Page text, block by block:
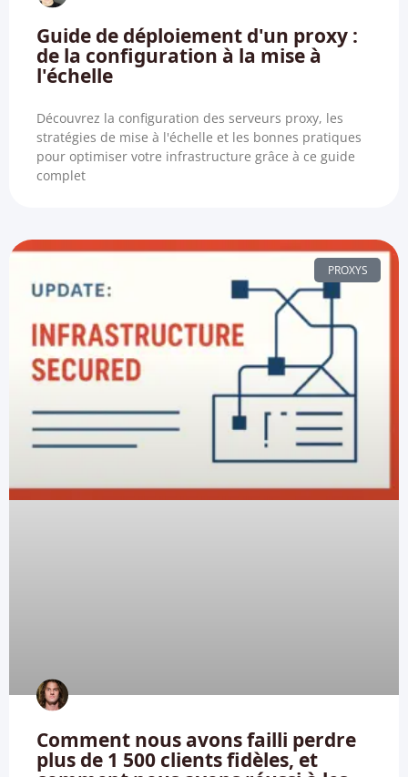
Guide de déploiement d'un proxy :
de la configuration à la mise à
l'échelle
Découvrez la configuration des serveurs proxy, les
stratégies de mise à l'échelle et les bonnes pratiques
pour optimiser votre infrastructure grâce à ce guide
complet
PROXYS
Comment nous avons failli perdre
plus de 1 500 clients fidèles, et